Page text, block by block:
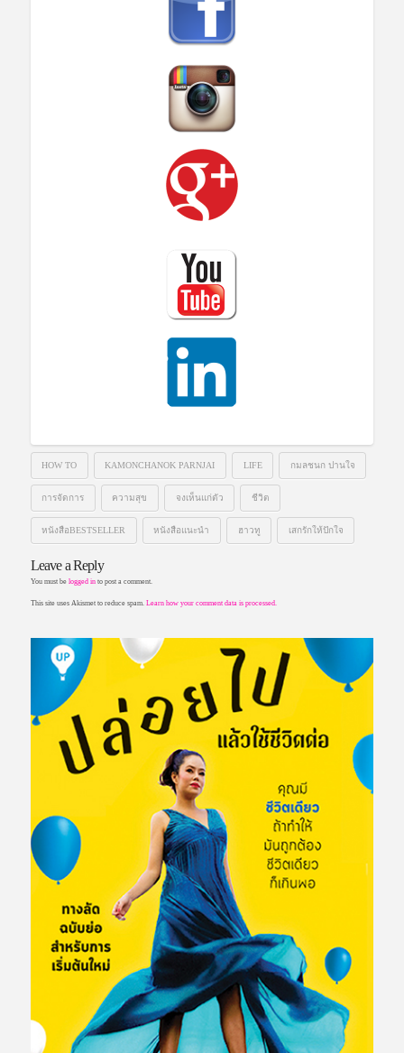
HOW TO KAMONCHANOK PARNJAI LIFE กมลชนก ปานใจ
การจัดการ ความสุข จงเห็นแก่ตัว ชีวิต
หนังสือBESTSELLER หนังสือแนะนำ ฮาวทู เสกรักให้ปักใจ
Leave a Reply
You must be logged into post a comment.
This site uses Akismet to reduce spam. Learn how your comment data is processed.